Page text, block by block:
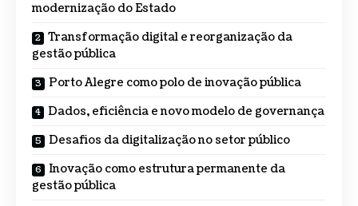
modernização do Estado
Transformação digital e reorganização da
gestão pública
Porto Alegre como polo de inovação pública
Dados, eficiência e novo modelo de governança
Desafios da digitalização no setor público
Inovação como estrutura permanente da
gestão pública